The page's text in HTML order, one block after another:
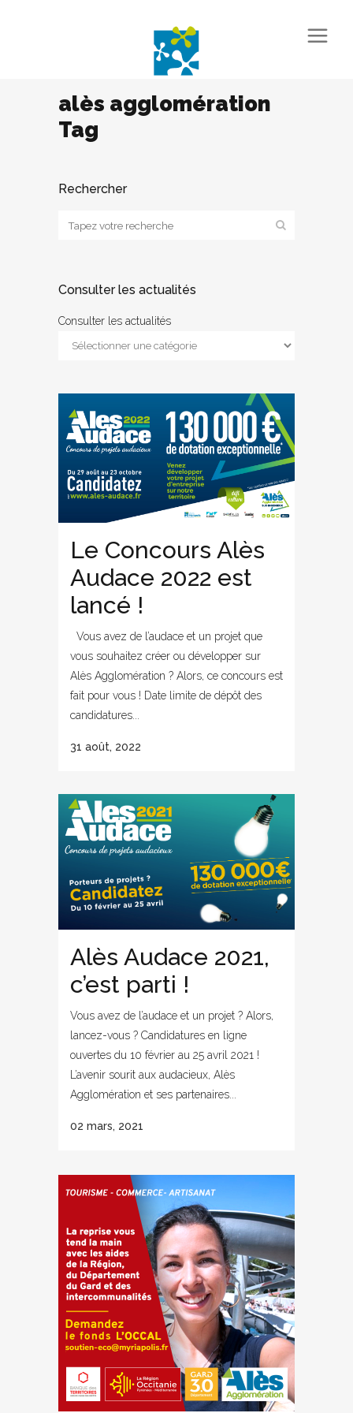
alès agglomération
Tag
Rechercher
Consulter les actualités
Consulter les actualités
Le Concours Alès
Audace 2022 est
lancé !
Vous avez de l’audace et un projet que
vous souhaitez créer ou développer sur
Alès Agglomération ? Alors, ce concours est
fait pour vous ! Date limite de dépôt des
candidatures...
31 août, 2022
Alès Audace 2021,
c’est parti !
Vous avez de l’audace et un projet ? Alors,
lancez-vous ? Candidatures en ligne
ouvertes du 10 février au 25 avril 2021 !
L’avenir sourit aux audacieux, Alès
Agglomération et ses partenaires...
02 mars, 2021